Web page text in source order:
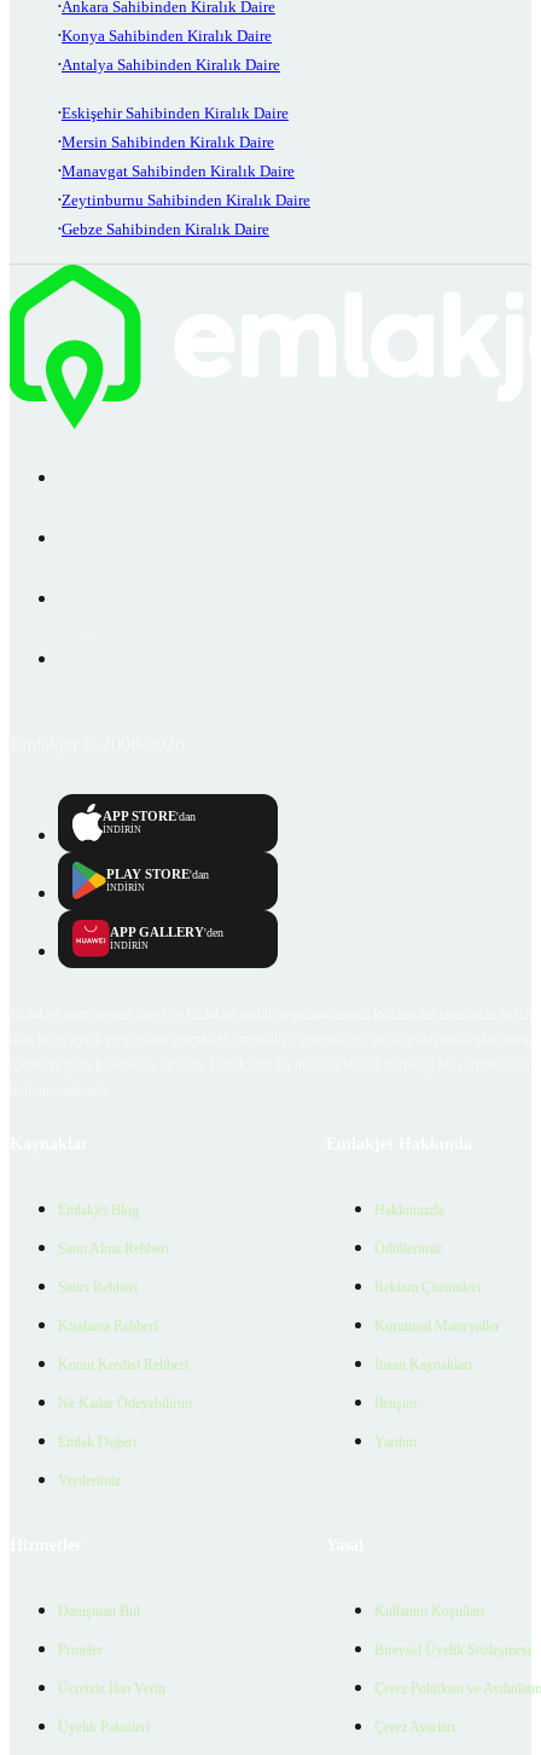
Ankara Sahibinden Kiralık Daire
Konya Sahibinden Kiralık Daire
Antalya Sahibinden Kiralık Daire
Eskişehir Sahibinden Kiralık Daire
Mersin Sahibinden Kiralık Daire
Manavgat Sahibinden Kiralık Daire
Zeytinburnu Sahibinden Kiralık Daire
Gebze Sahibinden Kiralık Daire
APP STORE'dan
İNDİRİN
PLAY STORE'dan
İNDİRİN
APP GALLERY'den
İNDİRİN
Emlakjet Blog
Satın Alma Rehberi
Satıcı Rehberi
Kiralama Rehberi
Konut Kredisi Rehberi
Ne Kadar Ödeyebilirim
Emlak Değeri
Verilerimiz
Hakkımızda
Ödüllerimiz
Reklam Çözümleri
Kurumsal Materyaller
İnsan Kaynakları
İletişim
Yardım
Danışman Bul
Projeler
Ücretsiz İlan Verin
Üyelik Paketleri
Kullanım Koşulları
Bireysel Üyelik Sözleşmesi
Çerez Politikası ve
Çerez Ayarları